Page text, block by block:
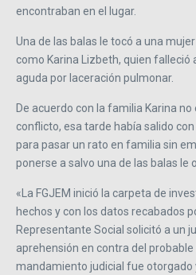
encontraban en el lugar.
Una de las balas le tocó a una
como Karina Lizbeth, quien falleció
aguda por laceración pulmonar.
De acuerdo con la familia Karina
conflicto, esa tarde había salido
para pasar un rato en familia sin
ponerse a salvo una de las balas le
«La FGJEM inició la carpeta de
hechos y con los datos recabados
Representante Social solicitó a un
aprehensión en contra del
mandamiento judicial fue